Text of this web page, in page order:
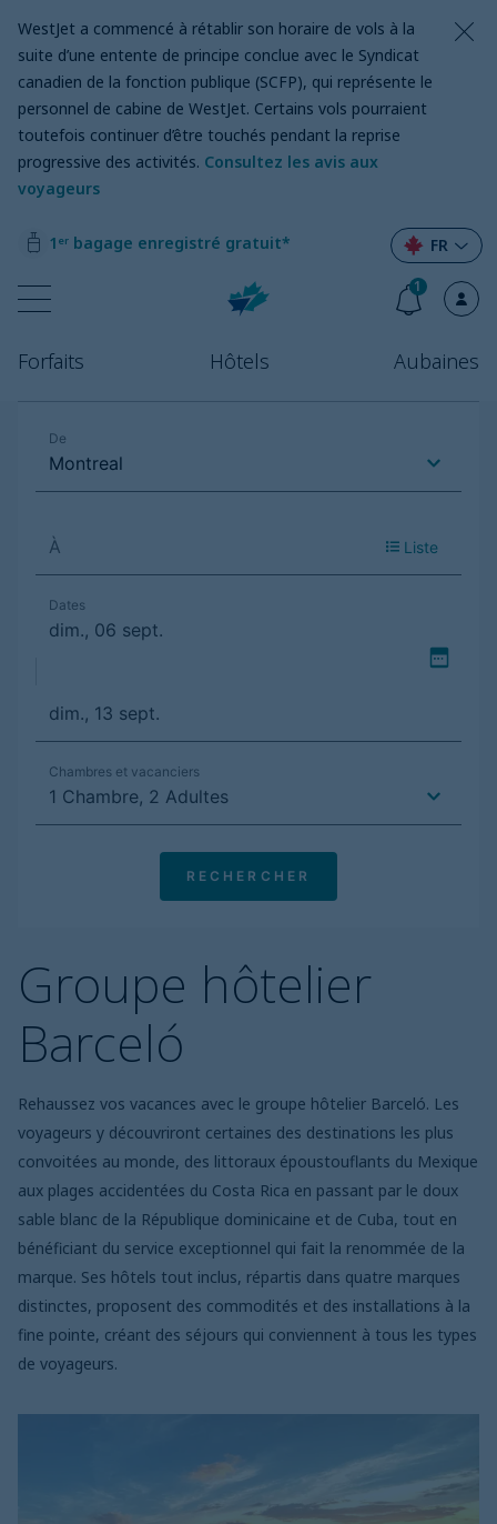
WestJet a commencé à rétablir son horaire de vols à la
suite d’une entente de principe conclue avec le Syndicat
canadien de la fonction publique (SCFP), qui représente le
personnel de cabine de WestJet. Certains vols pourraient
toutefois continuer d’être touchés pendant la reprise
progressive des activités. Consultez les avis aux
voyageurs
1ᵉʳ bagage enregistré gratuit*
Forfaits Hôtels Aubaines
FR
1
Groupe hôtelier
Barceló
Rehaussez vos vacances avec le groupe hôtelier Barceló. Les
voyageurs y découvriront certaines des destinations les plus
convoitées au monde, des littoraux époustouflants du Mexique
aux plages accidentées du Costa Rica en passant par le doux
sable blanc de la République dominicaine et de Cuba, tout en
bénéficiant du service exceptionnel qui fait la renommée de la
marque. Ses hôtels tout inclus, répartis dans quatre marques
distinctes, proposent des commodités et des installations à la
fine pointe, créant des séjours qui conviennent à tous les types
de voyageurs.